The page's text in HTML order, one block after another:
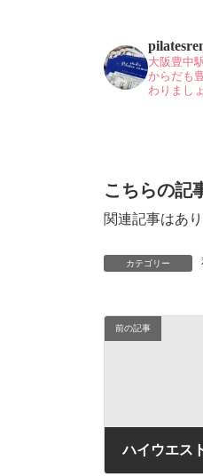
大阪豊中
からだも
わりまし
こちらの記
関連記事はあり
カテゴリー
前の記事
ハイウエス